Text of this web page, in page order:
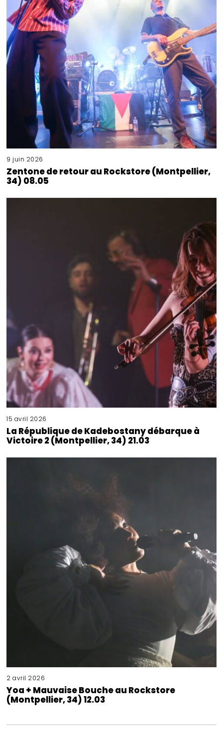
9 juin 2026
Zentone de retour au Rockstore (Montpellier,
34) 08.05
15 avril 2026
La République de Kadebostany débarque à
Victoire 2 (Montpellier, 34) 21.03
2 avril 2026
Yoa + Mauvaise Bouche au Rockstore
(Montpellier, 34) 12.03